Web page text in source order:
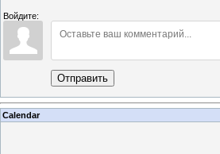
Войдите:
Отправить
Calendar